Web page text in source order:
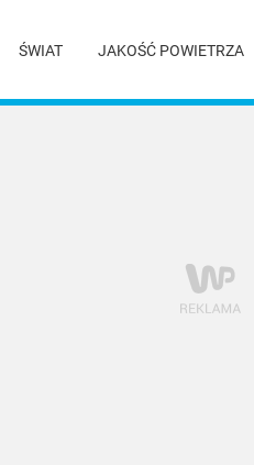
ŚWIAT JAKOŚĆ POWIETRZA